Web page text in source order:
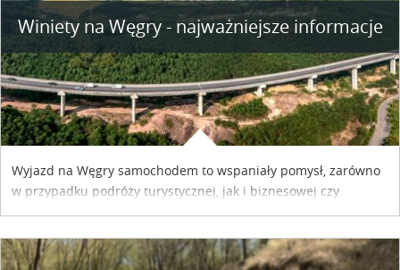
Winiety na Węgry - najważniejsze informacje
Wyjazd na Węgry samochodem to wspaniały pomysł, zarówno
w przypadku podróży turystycznej, jak i biznesowej czy
służbowej. Pamiętać tylko trzeba o wykupieniu winiety, co
współpracy reklamowej z Hungary Vignette.